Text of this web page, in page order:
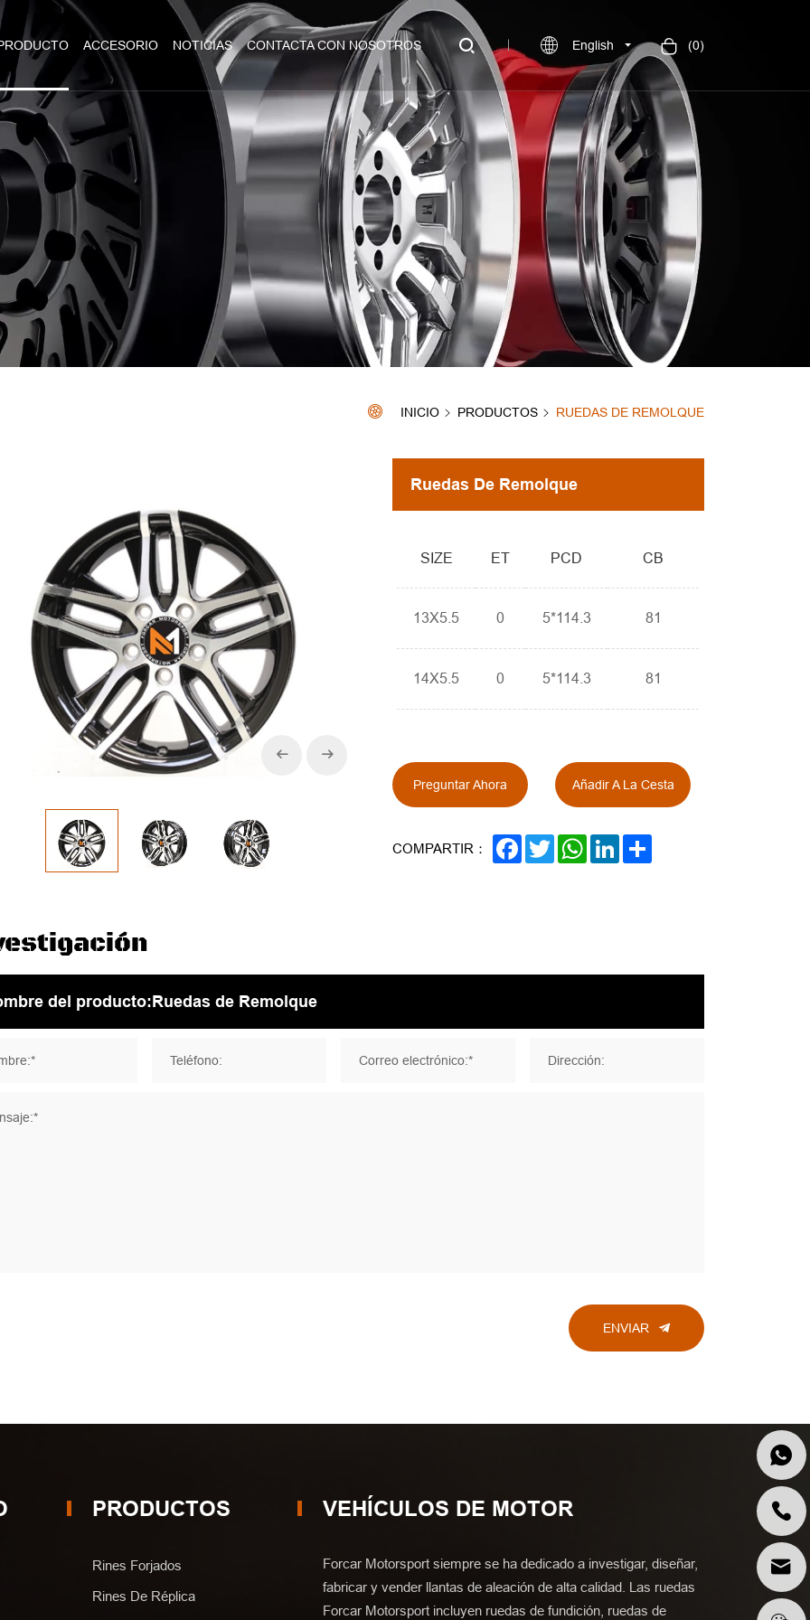
(0)
English
ACCESORIO NOTICIAS CONTACTA CON NOSOTROS
INICIO PRODUCTOS RUEDAS DE REMOLQUE
Ruedas De Remolque
SIZE ET PCD CB
13X5.5 0 5*114.3 81
14X5.5 0 5*114.3 81
Preguntar Ahora Añadir A La Cesta
COMPARTIR： FACEBOOK
TWITTERWHATSAPP
LINKEDIN
Teléfono: Correo electrónico:* Dirección:
ENVIAR
PRODUCTOS
Rines Forjados
Rines De Réplica
VEHÍCULOS DE MOTOR
Forcar Motorsport siempre se ha dedicado a investigar, diseñar,
fabricar y vender llantas de aleación de alta calidad. Las ruedas
Forcar Motorsport incluyen ruedas de fundición, ruedas de